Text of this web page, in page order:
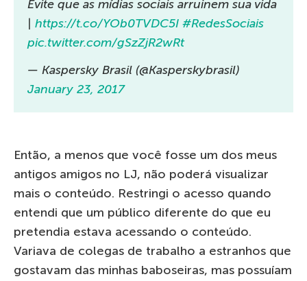
Evite que as mídias sociais arruinem sua vida
| https://t.co/YOb0TVDC5I #RedesSociais
pic.twitter.com/gSzZjR2wRt
— Kaspersky Brasil (@Kasperskybrasil)
January 23, 2017
Então, a menos que você fosse um dos meus
antigos amigos no LJ, não poderá visualizar
mais o conteúdo. Restringi o acesso quando
entendi que um público diferente do que eu
pretendia estava acessando o conteúdo.
Variava de colegas de trabalho a estranhos que
gostavam das minhas baboseiras, mas possuíam